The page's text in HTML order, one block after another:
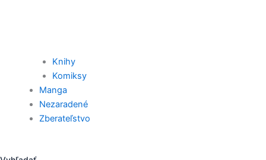
Knihy
Komiksy
Manga
Nezaradené
Zberateľstvo